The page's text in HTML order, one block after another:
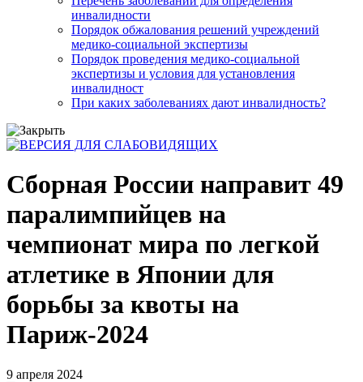
инвалидности
Порядок обжалования решений учреждений
медико-социальной экспертизы
Порядок проведения медико-социальной
экспертизы и условия для установления
инвалидност
При каких заболеваниях дают инвалидность?
Сборная России направит 49
паралимпийцев на
чемпионат мира по легкой
атлетике в Японии для
борьбы за квоты на
Париж-2024
9 апреля 2024